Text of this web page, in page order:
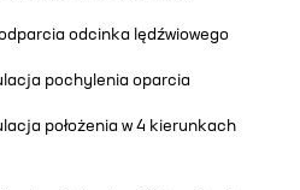
odcinka lędźwiowego
pochylenia oparcia
położenia w 4 kierunkach